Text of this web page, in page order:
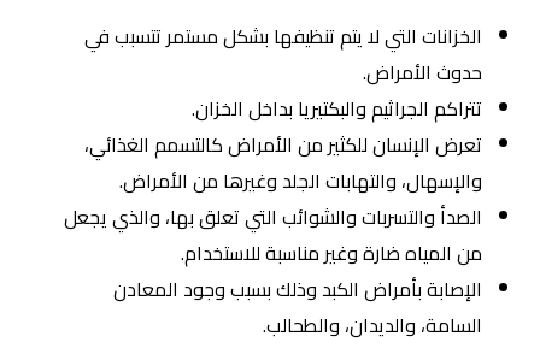
الخزانات التي لا يتم تنظيفها بشكل مستمر تتسبب في
حدوث الأمراض.
تتراكم الجراثيم والبكتيريا بداخل الخزان.
تعرض الإنسان للكثير من الأمراض كالتسمم الغذائي،
والإسهال، والتهابات الجلد وغيرها من الأمراض.
الصدأ والتسربات والشوائب التي تعلق بها، والذي يجعل
من المياه ضارة وغير مناسبة للاستخدام.
الإصابة بأمراض الكبد وذلك بسبب وجود المعادن
السامة، والديدان، والطحالب.